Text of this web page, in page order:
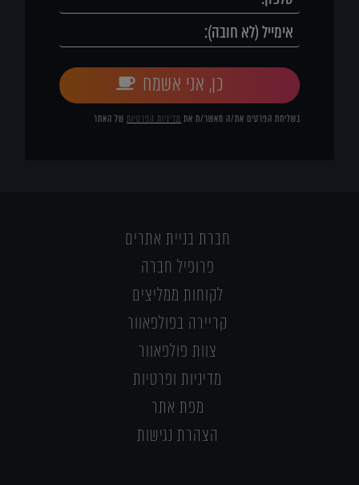
כן, אני אשמח
בשליחת הפרטים את/ה מאשר/ת את מדיניות הפרטיותשל האתר
חברת בניית אתרים
פרופיל חברה
לקוחות ממליצים
קריירה בפולפאוור
צוות פולפאוור
מדיניות ופרטיות
מפת אתר
הצהרת נגישות